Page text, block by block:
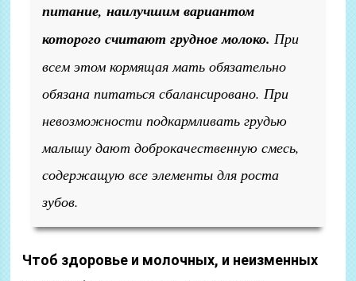
питание, наилучшим вариантом
которого считают грудное молоко. При
всем этом кормящая мать обязательно
обязана питаться сбалансировано. При
невозможности подкармливать грудью
малышу дают доброкачественную смесь,
содержащую все элементы для роста
зубов.
Чтоб здоровье и молочных, и неизменных